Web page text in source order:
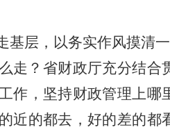
基层，以务实作风摸清
走？省财政厅充分结
作，坚持财政管理上
近的都去，好的差的